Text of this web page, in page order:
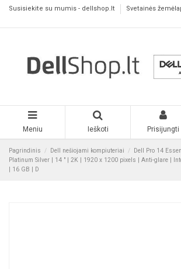
Susisiekite su mumis - dellshop.lt Svetainės
Meniu Ieškoti Prisijungti
Pagrindinis Dell nešiojami kompiuteriai
Dell Pro 14
Platinum Silver | 14 " | 2K | 1920 x 1200 pixels | Anti-glare |
| 16 GB | D